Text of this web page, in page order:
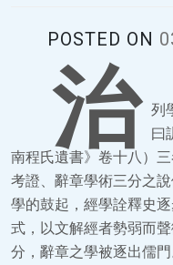
POSTED ON
治
列
曰
南程氏遺書》卷十八）
考證、辭章學術三分之
學的鼓起，經學詮釋史
式，以文解經者勢弱而
分，辭章之學被逐出儒